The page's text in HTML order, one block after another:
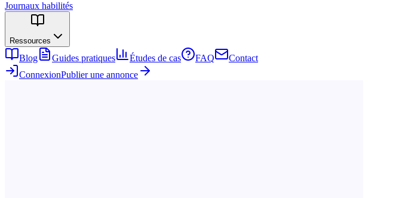
Journaux habilités
Ressources
Blog Guides pratiques Études de cas FAQ
Contact
ConnexionPublier une annonce